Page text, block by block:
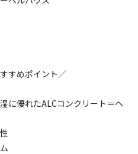
すめポイント／
に優れたALCコンクリート＝ヘ